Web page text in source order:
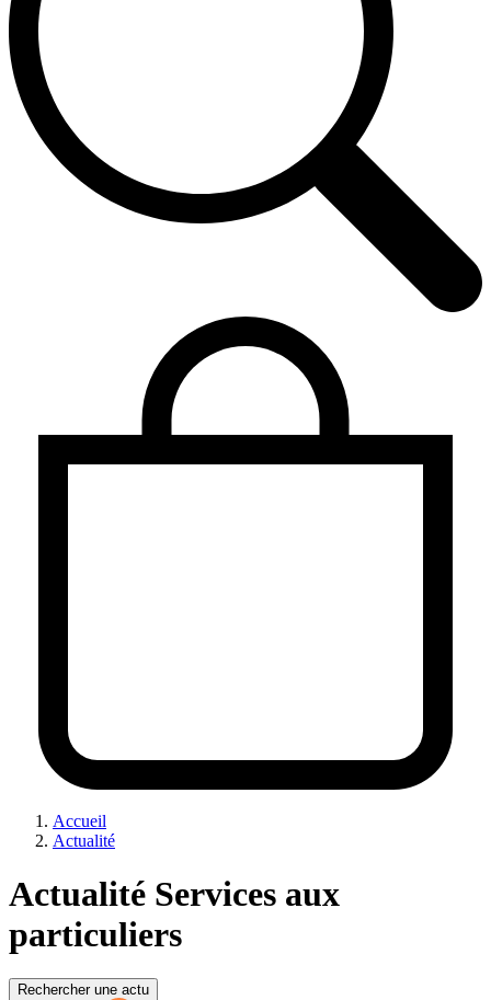
Accueil
Actualité
Actualité Services aux
particuliers
Rechercher une actu